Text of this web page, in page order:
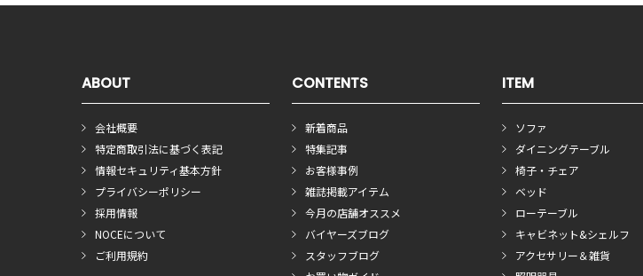
ABOUT
会社概要
特定商取引法に基づく表記
情報セキュリティ基本方針
プライバシーポリシー
採用情報
NOCEについて
ご利用規約
CONTENTS
新着商品
特集記事
お客様事例
雑誌掲載アイテム
今月の店舗オススメ
バイヤーズブログ
スタッフブログ
ITEM
ソファ
ダイニングテーブル
椅子・チェア
ベッド
ローテーブル
キャビネット&シェルフ
アクセサリー＆雑貨